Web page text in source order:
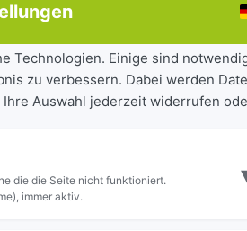
besser
Bürger sowie
Die neuen MV-
Technologien. Einige sind
zu verbessern. Dabei werden
Auswahl jederzeit widerrufen
die die Seite nicht funktioniert.
immer aktiv.